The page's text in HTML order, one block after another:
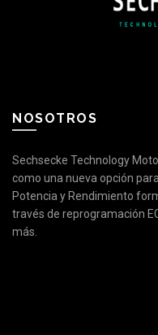
NOSOTROS
Sechsecke Technology
como una nueva opción
Potencia y Rendimiento
través de reprogramación
más.